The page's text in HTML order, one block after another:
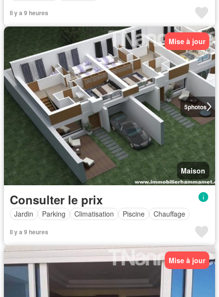
Il y a 9 heures
5photos
Mise à jour
Maison
Consulter le prix
Jardin Parking Climatisation Piscine Chauffage
Il y a 9 heures
Mise à jour